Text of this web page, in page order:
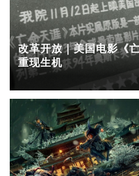
改革开放｜美国电影《
重现生机